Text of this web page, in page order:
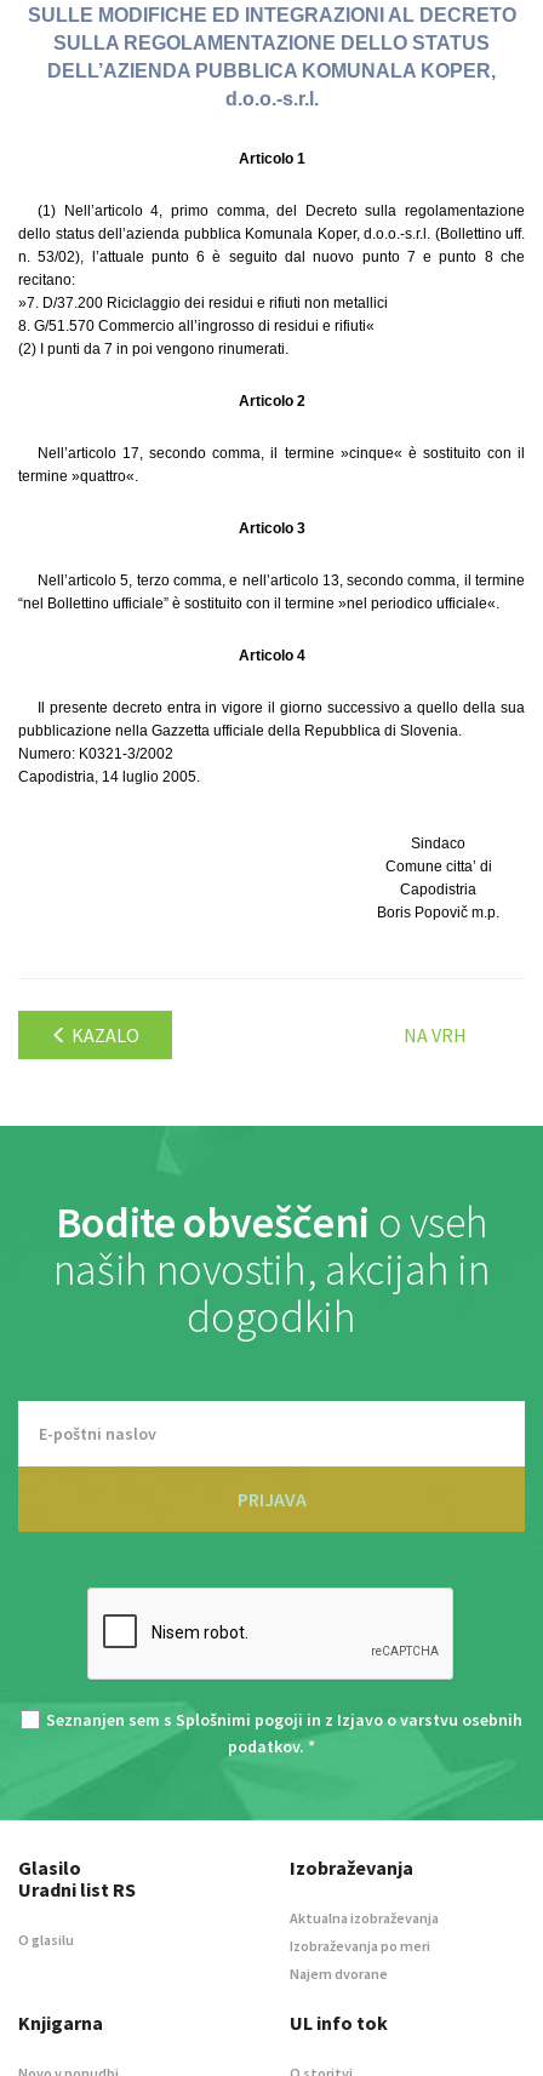
SULLE MODIFICHE ED INTEGRAZIONI AL DECRETO
SULLA REGOLAMENTAZIONE DELLO STATUS
DELL’AZIENDA PUBBLICA KOMUNALA KOPER,
d.o.o.-s.r.l.
Articolo 1
(1) Nell’articolo 4, primo comma, del Decreto sulla regolamentazione
dello status dell’azienda pubblica Komunala Koper, d.o.o.-s.r.l. (Bollettino uff.
n. 53/02), l’attuale punto 6 è seguito dal nuovo punto 7 e punto 8 che
recitano:
»7. D/37.200 Riciclaggio dei residui e rifiuti non metallici
8. G/51.570 Commercio all’ingrosso di residui e rifiuti«
(2) I punti da 7 in poi vengono rinumerati.
Articolo 2
Nell’articolo 17, secondo comma, il termine »cinque« è sostituito con il
termine »quattro«.
Articolo 3
Nell’articolo 5, terzo comma, e nell’articolo 13, secondo comma, il termine
“nel Bollettino ufficiale” è sostituito con il termine »nel periodico ufficiale«.
Articolo 4
Il presente decreto entra in vigore il giorno successivo a quello della sua
pubblicazione nella Gazzetta ufficiale della Repubblica di Slovenia.
Numero: K0321-3/2002
Capodistria, 14 luglio 2005.
Sindaco
Comune citta’ di
Capodistria
Boris Popovič m.p.
KAZALO NA VRH
Bodite obveščeni o vseh
naših novostih, akcijah in
dogodkih
PRIJAVA
Seznanjen sem s Splošnimi pogoji in z Izjavo o varstvu osebnih
podatkov. *
Glasilo
Uradni list RS
O glasilu
Izobraževanja
Aktualna izobraževanja
Izobraževanja po meri
Najem dvorane
Knjigarna UL info tok